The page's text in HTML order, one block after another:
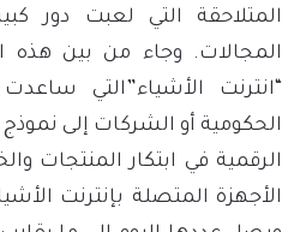
المتلاحقة التي لعبت دور
المجالات. وجاء من بين هذه
“انترنت الأشياء”التي
الحكومية أو الشركات إلى
الرقمية في ابتكار المنتجات
الأجهزة المتصلة بإنترنت